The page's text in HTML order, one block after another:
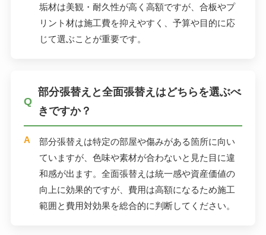
垢材は美観・耐久性が高く高額ですが、合板やプ
リント材は施工費を抑えやすく、予算や目的に応
じて選ぶことが重要です。
部分張替えと全面張替えはどちらを選ぶべ
きですか？
部分張替えは特定の部屋や傷みがある箇所に向い
ていますが、色味や素材が合わないと見た目に違
和感が出ます。全面張替えは統一感や資産価値の
向上に効果的ですが、費用は高額になるため施工
範囲と費用対効果を総合的に判断してください。